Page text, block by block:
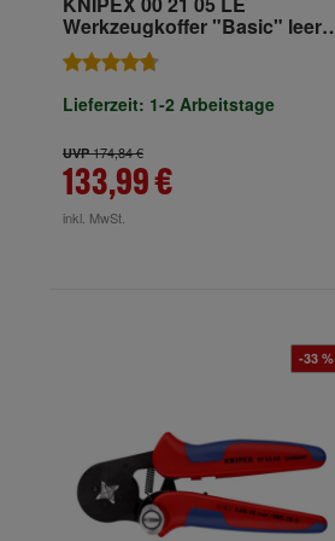
Werkzeugkoffer "Basic" leer
410 mm
Lieferzeit: 1-2 Arbeitstage
UVP174,84 €
133,99 €
inkl. MwSt.
-33 %